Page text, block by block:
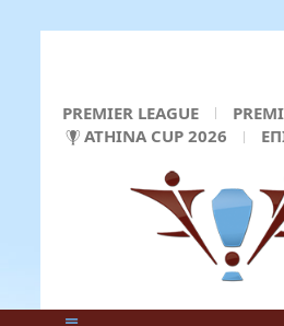
PREMIER LEAGUE
ATHINA CUP 2026